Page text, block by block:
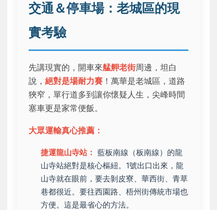
交通＆停車場：老城區的現
實考驗
先講現實的，開車來艋舺老街周邊，坦白
說， 絕對是場耐力賽 ！萬華是老城區，道路
狹窄，單行道多到讓你懷疑人生，尖峰時間
塞車更是家常便飯。
大眾運輸真心推薦：
捷運龍山寺站： 藍板南線（板南線）的龍
山寺站絕對是核心樞紐。1號出口出來，龍
山寺就在眼前，要去剝皮寮、華西街、青草
巷都很近。要往西園路、梧州街傳統市場也
方便。這是最省心的方法。